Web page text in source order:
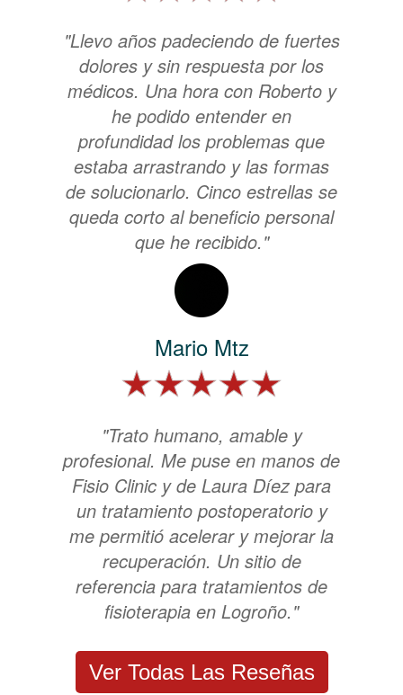
"Llevo años padeciendo de fuertes
dolores y sin respuesta por los
médicos. Una hora con Roberto y
he podido entender en
profundidad los problemas que
estaba arrastrando y las formas
de solucionarlo. Cinco estrellas se
queda corto al beneficio personal
que he recibido."
Mario Mtz
"Trato humano, amable y
profesional. Me puse en manos de
Fisio Clinic y de Laura Díez para
un tratamiento postoperatorio y
me permitió acelerar y mejorar la
recuperación. Un sitio de
referencia para tratamientos de
fisioterapia en Logroño."
Ver Todas Las Reseñas